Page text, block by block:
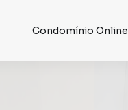
Condomínio Online